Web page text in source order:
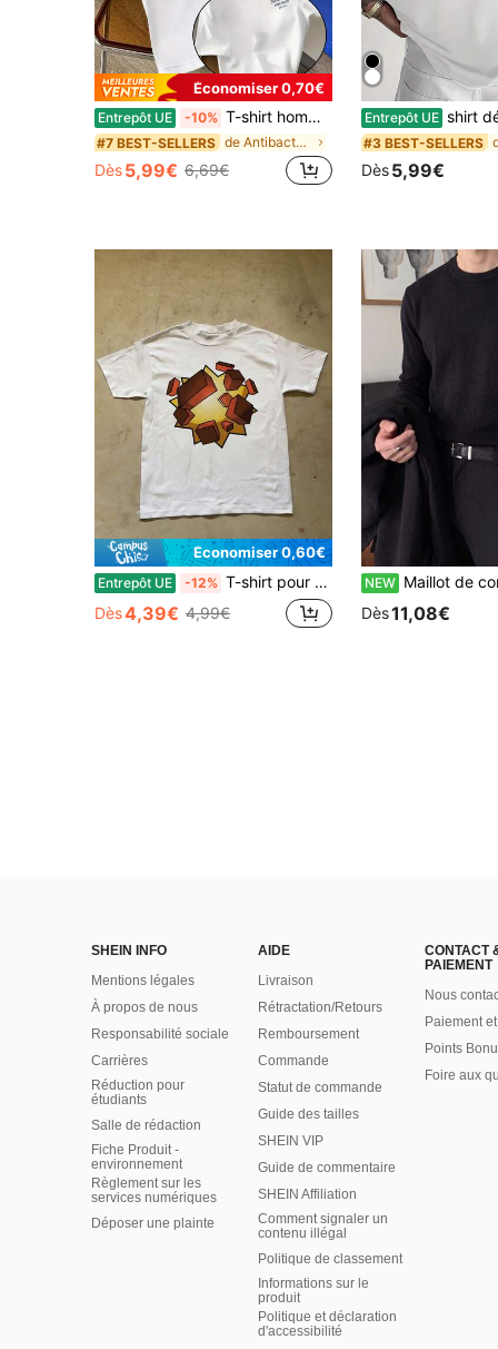
Économiser 0,70€
Entrepôt UE -10% T-shirt homme décontracté à col rond, style vacances de luxe, imprimé Saint-Tropez Yacht Club, maille polyester stretch, manches courtes, coupe classique, idéal pour l'été
#7 BEST-SELLERS de Antibactérien T-shirts pour hommes
Dès5,99€ 6,69€
Entrepôt UE shirt décontracté à col rond pour hommes, adolescents et
#3 BEST-SELLERS
Dès5,99€
Économiser 0,60€
Entrepôt UE -12% T-shirt pour homme style Pasha , t-shirt à manches courtes slim-fit avec impression à l'encre blanche pour femme
Dès4,39€ 4,99€
NEW Maillot de corps tricoté à col rond de couleur unie pour hommes, avec poignets et
Dès11,08€
SHEIN INFO
Mentions légales
À propos de nous
Responsabilité sociale
Carrières
Réduction pour
étudiants
Salle de rédaction
Fiche Produit -
environnement
Règlement sur les
services numériques
Déposer une plainte
AIDE
Livraison
Rétractation/Retours
Remboursement
Commande
Statut de commande
Guide des tailles
SHEIN VIP
Guide de commentaire
SHEIN Affiliation
Comment signaler un
contenu illégal
Politique de classement
Informations sur le
produit
Politique et déclaration
d'accessibilité
CONTACT
PAIEMENT
Nous
Paiement
Points
Foire aux